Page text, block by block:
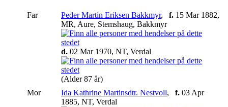
Far Peder Martin Eriksen Bakkmyr, f. 15 Mar 1882,
MR, Aure, Stemshaug, Bakkmyr
d. 02 Mar 1970, NT, Verdal
(Alder 87 år)
Mor
Ida Kathrine Martinsdtr. Nestvoll, f. 03 Apr
1885, NT, Verdal